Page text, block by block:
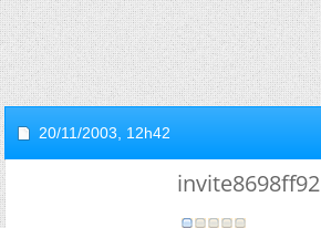
20/11/2003, 12h42
invite8698ff92